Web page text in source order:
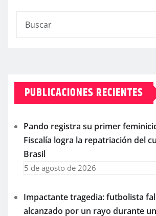
PUBLICACIONES RECIENTES
Pando registra su primer
Fiscalía logra la repatriación del
Brasil
5 de agosto de 2026
Impactante tragedia: futbolista
alcanzado por un rayo durante